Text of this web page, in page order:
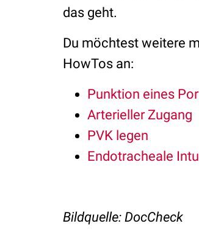
das geht.
Du möchtest weitere
HowTos an:
Punktion eines
Arterieller Zugang
PVK legen
Endotracheale
Bildquelle: DocCheck